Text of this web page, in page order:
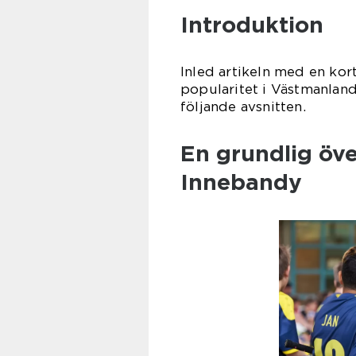
Introduktion
Inled artikeln med en
popularitet i
följande avsnitten.
En grundlig
Innebandy